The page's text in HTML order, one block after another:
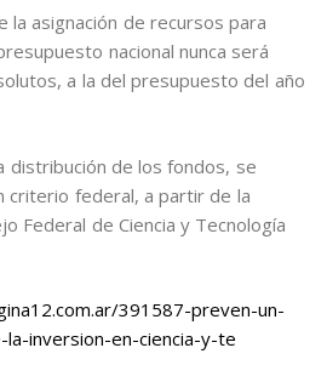
la asignación de recursos para
nacional nunca será
a la del presupuesto del año
distribución de los fondos, se
criterio federal, a partir de la
Federal de Ciencia y Tecnología
391587-preven-un-
inversion-en-ciencia-y-te